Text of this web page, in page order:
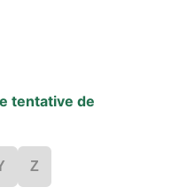
tentative de
Z